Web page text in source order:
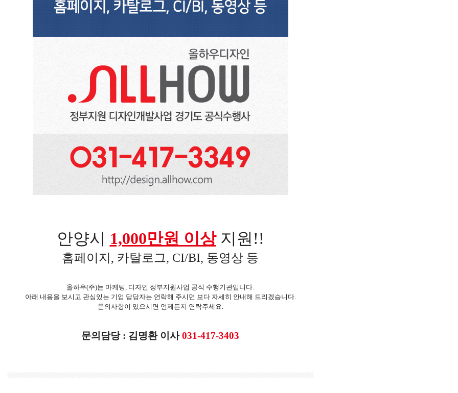
안양시 1,000만원 이상 지원!!
홈페이지, 카탈로그, CI/BI, 동영상 등
올하우(주)는 마케팅, 디자인 정부지원사업 공식 수행기관입니다.
아래 내용을 보시고 관심있는 기업 담당자는 연락해 주시면 보다 자세히 안내해 드리겠습니다.
문의사항이 있으시면 언제든지 연락주세요.
문의담당 : 김명환 이사 031-417-3403